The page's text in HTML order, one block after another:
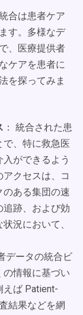
合は患者ケア
す。多様なデ
、医療提供者
ケアを患者に
を探ってみま
： 統合された患
、特に救急医
ができるよう
クセスは、コ
のある集団の速
跡、および効
況において、
データの統合ビ
の情報に基づい
えば Patient-
結果などを網